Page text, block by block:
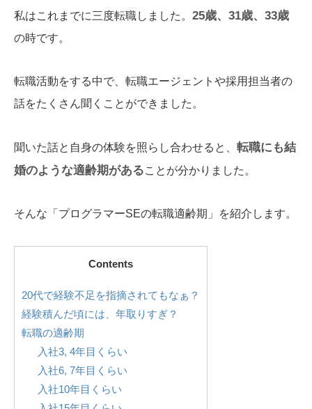
私はこれまでに三度転職しました。 25歳、31歳、33歳
の時です。
転職活動をする中で、転職エージェントや採用担当者の
話をたくさん聞くことができました。
聞いた話と自身の体験を照らし合わせると、 転職にも結
婚のような適齢期があることが分かりました。
そんな「プログラマーSEの転職適齢期」を紹介します。
Contents
20代で経験不足を指摘されてもなぁ？
経験積んだ頃には、年取りすぎ？
転職の適齢期
入社3, 4年目くらい
入社6, 7年目くらい
入社10年目くらい